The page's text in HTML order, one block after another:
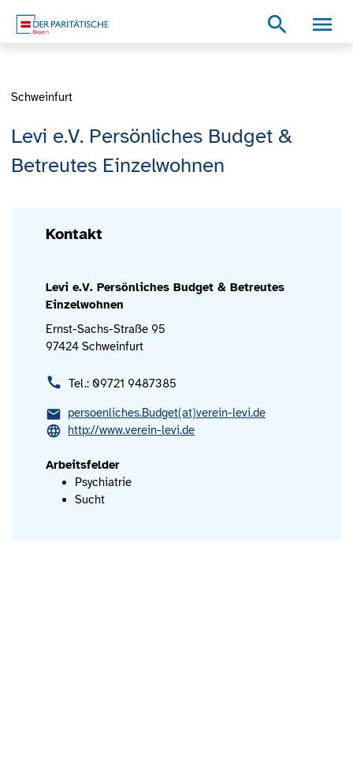
search
Levi e.V. Persönliches Budget &
Betreutes Einzelwohnen
Schweinfurt
Kontakt
Levi e.V. Persönliches Budget & Betreutes
Einzelwohnen
Ernst-Sachs-Straße 95
97424 Schweinfurt
Tel.: 09721 9487385
persoenliches.Budget(at)verein-levi.de
http://www.verein-levi.de
Arbeitsfelder
Psychiatrie
Sucht